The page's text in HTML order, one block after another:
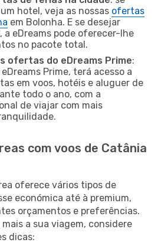
hotel, veja as nossas ofertas
em Bolonha. E se desejar
a eDreams pode oferecer-lhe
no pacote total.
ofertas do eDreams Prime:
Prime, terá acesso a
em voos, hotéis e aluguer de
todo o ano, com a
de viajar com mais
com voos de Catânia
oferece vários tipos de
económica até à premium,
orçamentos e preferências.
a sua viagem, considere
dicas: